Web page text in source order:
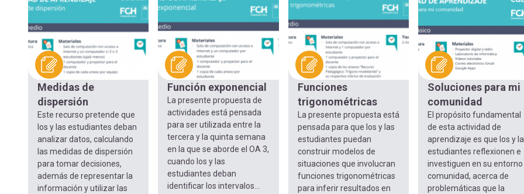
Medidas de
dispersión
Este recurso pretende que
los y las estudiantes deban
analizar datos, calculando
las medidas de dispersión
para tomar decisiones,
además de representar la
información y utilizar las
Función exponencial
La presente propuesta de
actividades está pensada
para ser utilizada entre la
tercera y la quinta semana
en la que se aborde el OA 3,
cuando los y las
estudiantes deban
identificar los intervalos...
Funciones
trigonométricas
La presente propuesta está
pensada para que los y las
estudiantes puedan
construir modelos de
situaciones que involucran
funciones trigonométricas
para inferir resultados en
Soluciones para mi
comunidad
El propósito fundamental
de esta actividad de
aprendizaje es que los y
estudiantes reflexionen e
investiguen en su entorno
comunidad, acerca de
problemáticas que la